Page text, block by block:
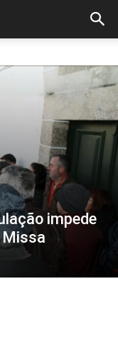
impede
Missa